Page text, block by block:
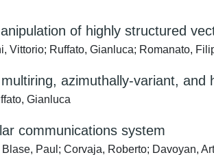
of highly structured
Vittorio; Ruffato, Gianluca; Romanato,
azimuthally-variant, and
Gianluca
communications system
Paul; Corvaja, Roberto; Davoyan,